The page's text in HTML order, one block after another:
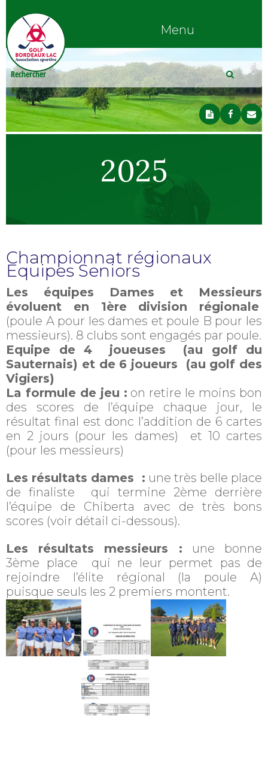
Menu
2025
Championnat régionaux
Equipes Seniors
Les équipes Dames et Messieurs
évoluent en 1ère division régionale
(poule A pour les dames et poule B pour les
messieurs). 8 clubs sont engagés par poule.
Equipe de 4 joueuses (au golf du
Sauternais) et de 6 joueurs (au golf des
Vigiers)
La formule de jeu : on retire le moins bon
des scores de l’équipe chaque jour, le
résultat final est donc l’addition de 6 cartes
en 2 jours (pour les dames) et 10 cartes
(pour les messieurs)
Les résultats dames : une très belle place
de finaliste qui termine 2ème derrière
l’équipe de Chiberta avec de très bons
scores (voir détail ci-dessous).
Les résultats messieurs : une bonne
3ème place qui ne leur permet pas de
rejoindre l’élite régional (la poule A)
puisque seuls les 2 premiers montent.